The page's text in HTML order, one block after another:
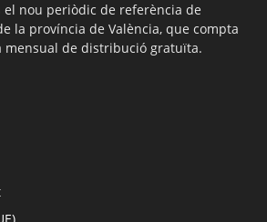
el nou periòdic de referència de
la província de València, que compta
de distribució gratuïta.